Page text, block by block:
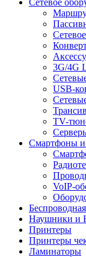
Сетевое
3G/4G
USB-
TV-
Смартфоны и
VoIP-
Наушники и
Принтеры
Принтеры
Ламинаторы